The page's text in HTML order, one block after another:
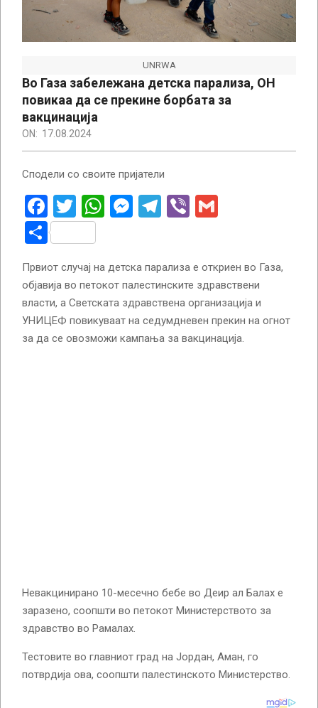
UNRWA
Во Газа забележана детска парализа, ОН
повикаа да се прекине борбата за
вакцинација
ON: 17.08.2024
Сподели со своите пријатели
Facebook
Twitter
WhatsApp
Messenger
Telegram
Viber
Share
Првиот случај на детска парализа е откриен во Газа,
објавија во петокот палестинските здравствени
власти, а Светската здравствена организација и
УНИЦЕФ повикуваат на седумдневен прекин на огнот
за да се овозможи кампања за вакцинација.
Невакцинирано 10-месечно бебе во Деир ал Балах е
заразено, соопшти во петокот Министерството за
здравство во Рамалах.
Тестовите во главниот град на Јордан, Аман, го
потврдија ова, соопшти палестинското Министерство.